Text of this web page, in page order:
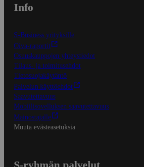
Info
S-Business yrityksille
Oiva-raportit
Osuuskauppojen yhteystiedot
Tilaus- ja toimitusehdot
Tietosuojakäytäntö
Palvelun käyttöehdot
Saavutettavuus
Mobiilisovelluksen saavutettavuus
Mainostajalle
Muuta evästeasetuksia